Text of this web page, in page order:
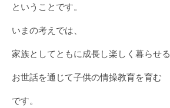
ということです。
いまの考えでは、
家族としてともに成長し楽しく暮らせる
お世話を通じて子供の情操教育を育む
です。